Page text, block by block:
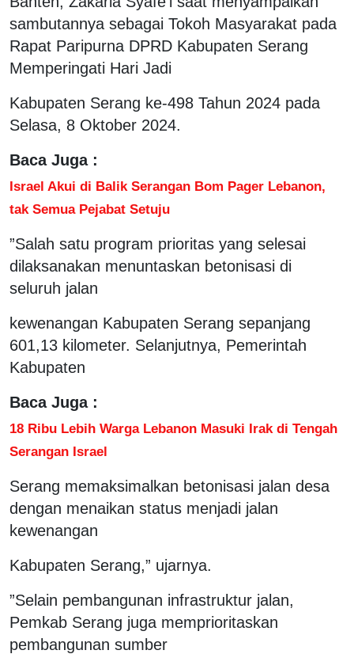
sambutannya sebagai Tokoh Masyarakat pada
Rapat Paripurna DPRD Kabupaten Serang
Memperingati Hari Jadi
Kabupaten Serang ke-498 Tahun 2024 pada
Selasa, 8 Oktober 2024.
Baca Juga :
Israel Akui di Balik Serangan Bom Pager Lebanon,
tak Semua Pejabat Setuju
”Salah satu program prioritas yang selesai
dilaksanakan menuntaskan betonisasi di
seluruh jalan
kewenangan Kabupaten Serang sepanjang
601,13 kilometer. Selanjutnya, Pemerintah
Kabupaten
Baca Juga :
18 Ribu Lebih Warga Lebanon Masuki Irak di Tengah
Serangan Israel
Serang memaksimalkan betonisasi jalan desa
dengan menaikan status menjadi jalan
kewenangan
Kabupaten Serang,” ujarnya.
”Selain pembangunan infrastruktur jalan,
Pemkab Serang juga memprioritaskan
pembangunan sumber